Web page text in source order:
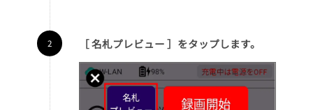
［ 名札プレビュー ］をタップします。